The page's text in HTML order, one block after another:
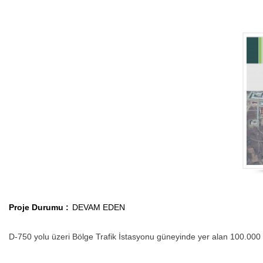
Proje Durumu : DEVAM EDEN
D-750 yolu üzeri Bölge Trafik İstasyonu güneyinde yer alan 100.000